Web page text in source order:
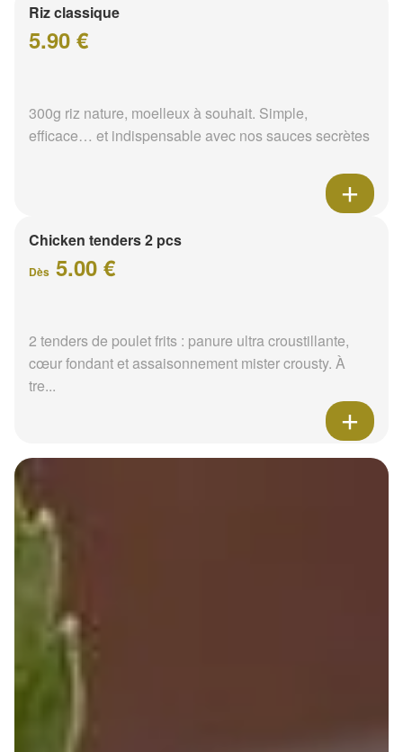
Riz classique
5.90 €
300g riz nature, moelleux à souhait. Simple,
efficace… et indispensable avec nos sauces secrètes
Chicken tenders 2 pcs
Dès 5.00 €
2 tenders de poulet frits : panure ultra croustillante,
cœur fondant et assaisonnement mister crousty. À
tre...